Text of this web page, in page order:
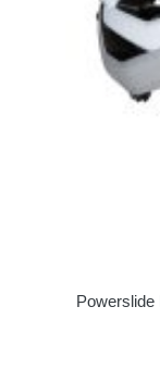
Powerslide